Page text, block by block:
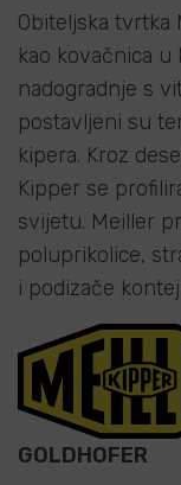
Obiteljska tvrtka
kao kovačnica
nadogradnje s
postavljeni su
kipera. Kroz
Kipper se
svijetu. Meiller
poluprikolice,
i podizače
GOLDHOFER